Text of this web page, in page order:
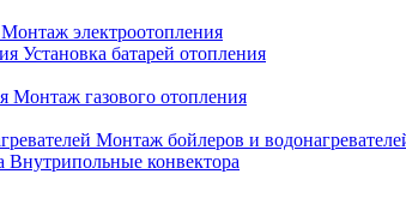
Монтаж электроотопления
Установка батарей отопления
Монтаж газового отопления
Монтаж бойлеров и
Внутрипольные конвектора